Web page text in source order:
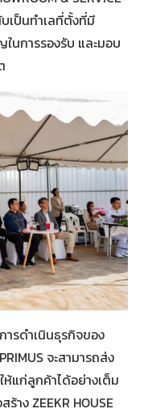
เป็นทำเลที่ตั้งที่มี
นการรองรับ และมอบ
รดำเนินธุรกิจของ
จะสามารถส่ง
แก่ลูกค้าได้อย่างเต็ม
าง ZEEKR HOUSE